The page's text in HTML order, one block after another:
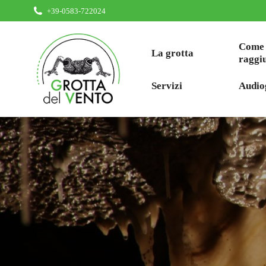
+39-0583-722024
La grotta
Come
Servizi